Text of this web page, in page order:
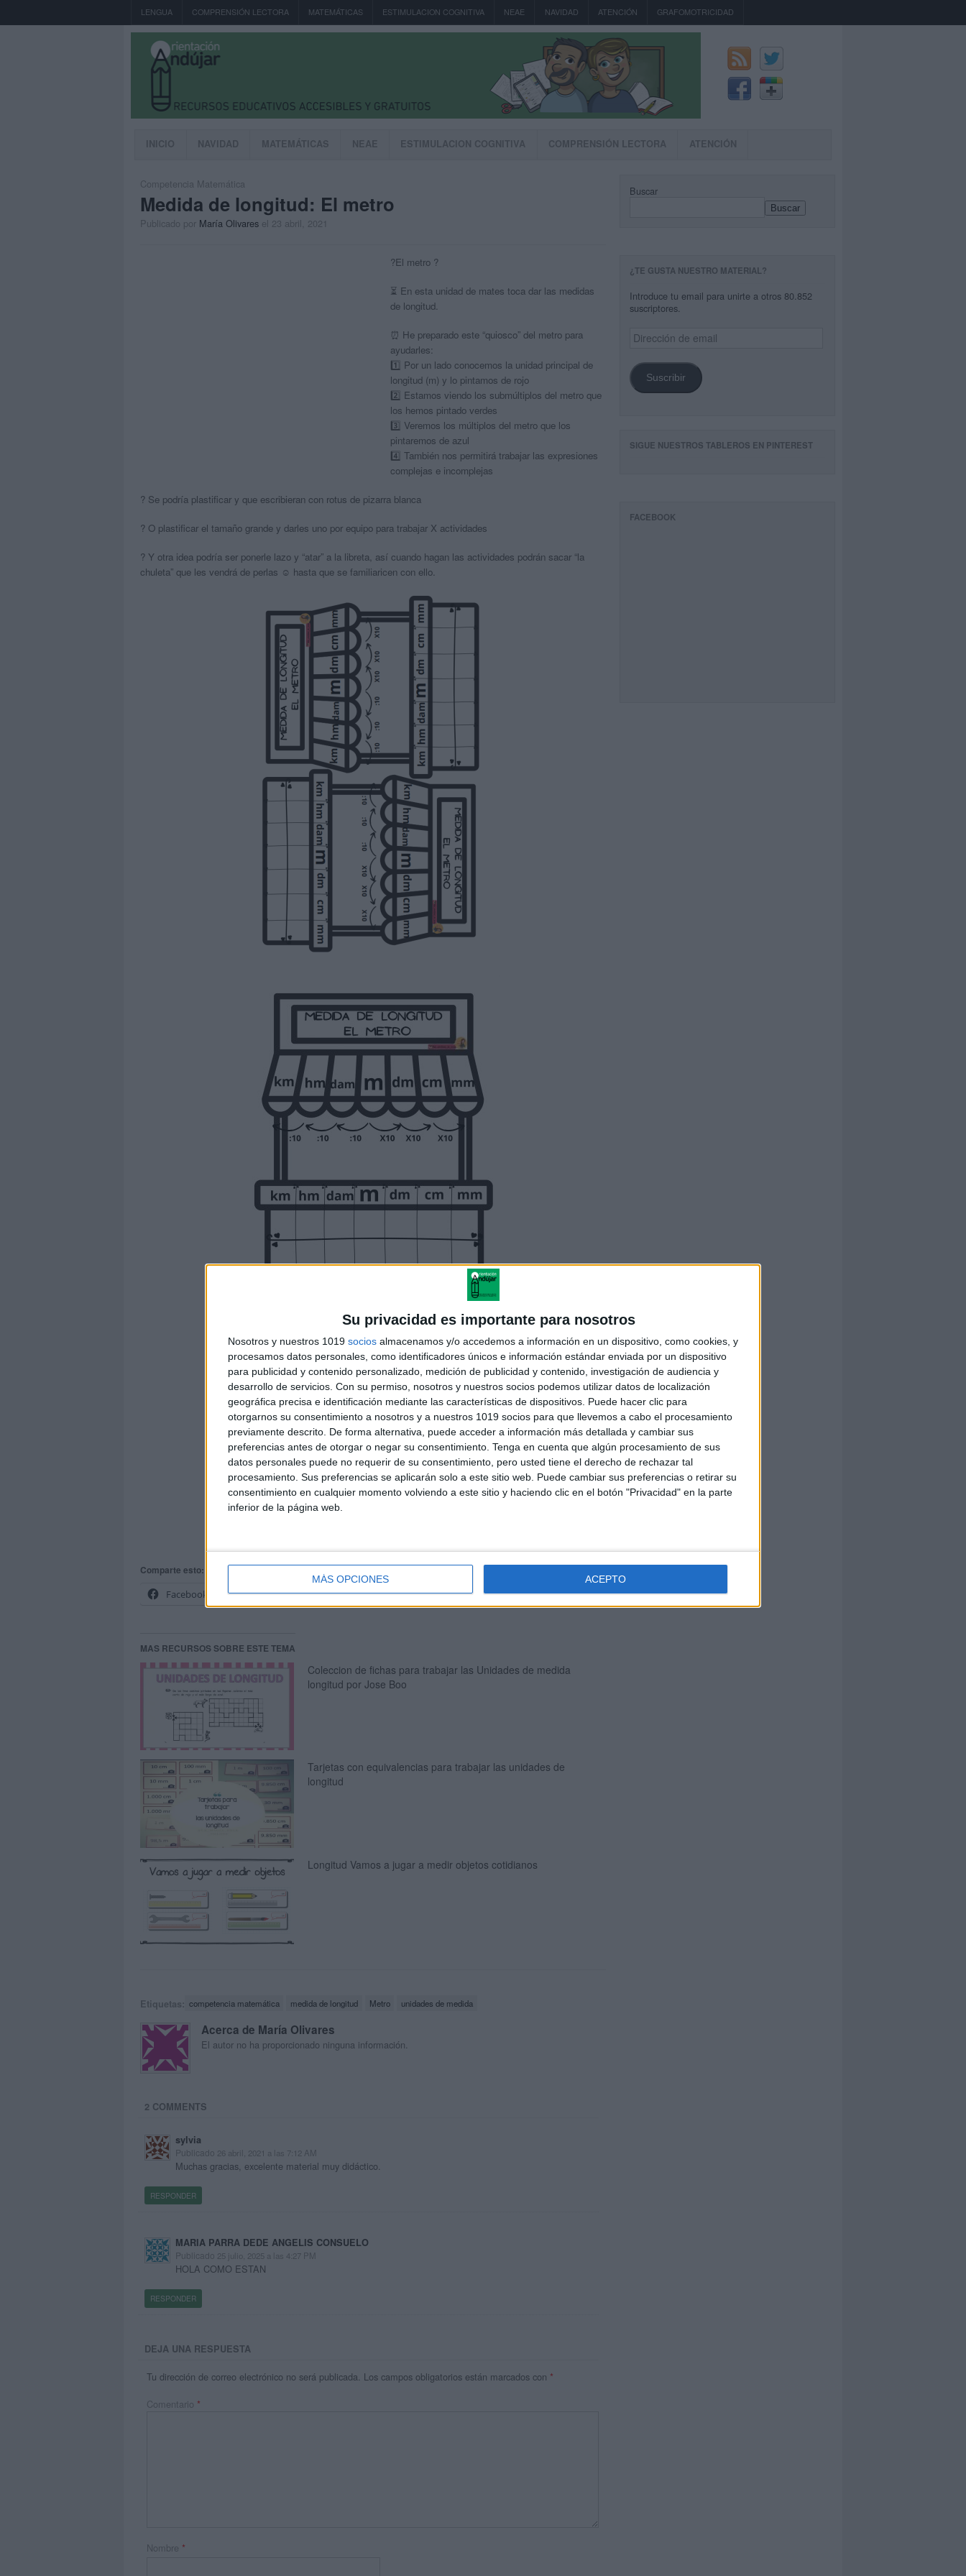
Su privacidad es importante para nosotros
Nosotros y nuestros 1019 socios almacenamos y/o accedemos a información en un dispositivo, como cookies, y
procesamos datos personales, como identificadores únicos e información estándar enviada por un dispositivo
para publicidad y contenido personalizado, medición de publicidad y contenido, investigación de audiencia y
desarrollo de servicios. Con su permiso, nosotros y nuestros socios podemos utilizar datos de localización
geográfica precisa e identificación mediante las características de dispositivos. Puede hacer clic para
otorgarnos su consentimiento a nosotros y a nuestros 1019 socios para que llevemos a cabo el procesamiento
previamente descrito. De forma alternativa, puede acceder a información más detallada y cambiar sus
preferencias antes de otorgar o negar su consentimiento. Tenga en cuenta que algún procesamiento de sus
datos personales puede no requerir de su consentimiento, pero usted tiene el derecho de rechazar tal
procesamiento. Sus preferencias se aplicarán solo a este sitio web. Puede cambiar sus preferencias o retirar su
consentimiento en cualquier momento volviendo a este sitio y haciendo clic en el botón "Privacidad" en la parte
inferior de la página web.
MÁS OPCIONES ACEPTO
LENGUA COMPRENSIÓN LECTORA MATEMÁTICAS ESTIMULACION COGNITIVA NEAE NAVIDAD ATENCIÓN GRAFOMOTRICIDAD
INICIO NAVIDAD MATEMÁTICAS NEAE ESTIMULACION COGNITIVA COMPRENSIÓN LECTORA ATENCIÓN
Competencia Matemática
Medida de longitud: El metro
Publicado por María Olivares el 23 abril, 2021
?El metro ?
⏳ En esta unidad de mates toca dar las medidas
de longitud.
⏰ He preparado este “quiosco” del metro para
ayudarles:
1️⃣ Por un lado conocemos la unidad principal de
longitud (m) y lo pintamos de rojo
2️⃣ Estamos viendo los submúltiplos del metro que
los hemos pintado verdes
3️⃣ Veremos los múltiplos del metro que los
pintaremos de azul
4️⃣ También nos permitirá trabajar las expresiones
complejas e incomplejas
? Se podría plastificar y que escribieran con rotus de pizarra blanca
? O plastificar el tamaño grande y darles uno por equipo para trabajar X actividades
? Y otra idea podría ser ponerle lazo y “atar” a la libreta, así cuando hagan las actividades podrán sacar “la
chuleta” que les vendrá de perlas ☺️ hasta que se familiaricen con ello.
DESCARGAR PDF
El metro
AUTORÍA: @las_aventuras_de_inma
Comparte esto:
Facebook
X
MAS RECURSOS SOBRE ESTE TEMA
Coleccion de fichas para trabajar las Unidades de medida
longitud por Jose Boo
Tarjetas con equivalencias para trabajar las unidades de
longitud
Longitud Vamos a jugar a medir objetos cotidianos
Etiquetas: competencia matemática medida de longitud Metro unidades de medida
Acerca de María Olivares
El autor no ha proporcionado ninguna información.
2 COMMENTS
sylvia
Publicado 26 abril, 2021 a las 7:12 AM
Muchas gracias, excelente material muy didáctico.
RESPONDER
MARIA PARRA DEDE ANGELIS CONSUELO
Publicado 25 julio, 2025 a las 4:27 PM
HOLA COMO ESTAN
RESPONDER
DEJA UNA RESPUESTA
Tu dirección de correo electrónico no será publicada. Los campos obligatorios están marcados con *
Comentario *
Nombre *
Buscar
Buscar
¿TE GUSTA NUESTRO MATERIAL?
Introduce tu email para unirte a otros 80.852
suscriptores.
Dirección
de
Suscribir
SIGUE NUESTROS TABLEROS EN PINTEREST
FACEBOOK